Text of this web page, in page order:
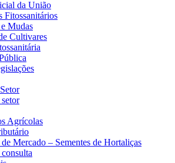
da União
Fitossanitários
e Mudas
Cultivares
Agrícolas
de Mercado – Sementes de Hortaliças